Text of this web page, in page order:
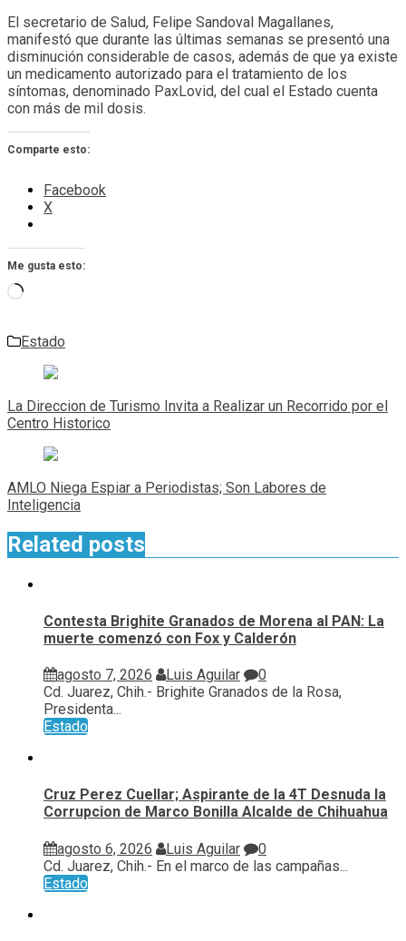
El secretario de Salud, Felipe Sandoval Magallanes,
manifestó que durante las últimas semanas se presentó una
disminución considerable de casos, además de que ya existe
un medicamento autorizado para el tratamiento de los
síntomas, denominado PaxLovid, del cual el Estado cuenta
con más de mil dosis.
Comparte esto:
Facebook
X
Me gusta esto:
Cargando...
Estado
Navegación
de
entradas
La Direccion de Turismo Invita a Realizar un Recorrido por el
Centro Historico
AMLO Niega Espiar a Periodistas; Son Labores de
Inteligencia
Related posts
Contesta Brighite Granados de Morena al PAN: La
muerte comenzó con Fox y Calderón
agosto 7, 2026 Luis Aguilar
0
Cd. Juarez, Chih.- Brighite Granados de la Rosa,
Presidenta...
Estado
Cruz Perez Cuellar; Aspirante de la 4T Desnuda la
Corrupcion de Marco Bonilla Alcalde de Chihuahua
agosto 6, 2026 Luis Aguilar
0
Cd. Juarez, Chih.- En el marco de las campañas...
Estado